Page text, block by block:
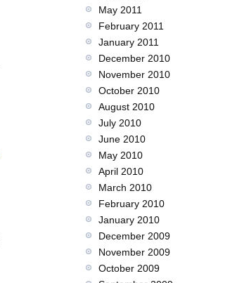
May 2011
February 2011
January 2011
December 2010
November 2010
October 2010
August 2010
July 2010
June 2010
May 2010
April 2010
March 2010
February 2010
January 2010
December 2009
November 2009
October 2009